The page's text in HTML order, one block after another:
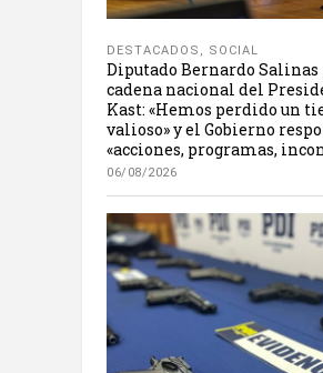
DESTACADOS , SOCIAL
Diputado Bernardo Salinas
cadena nacional del
Kast: «Hemos perdido un
valioso» y el Gobierno
«acciones, programas,
06/08/2026